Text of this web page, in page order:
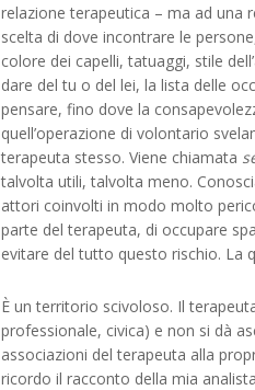
relazione terapeutica – ma ad una
scelta di dove incontrare le
colore dei capelli, tatuaggi, stile
dare del tu o del lei, la lista delle
pensare, fino dove la
quell’operazione di volontario
terapeuta stesso. Viene chiamata
talvolta utili, talvolta meno.
attori coinvolti in modo molto
parte del terapeuta, di occupare
evitare del tutto questo rischio. La
È un territorio scivoloso. Il
professionale, civica) e non si dà
associazioni del terapeuta alla
ricordo il racconto della mia